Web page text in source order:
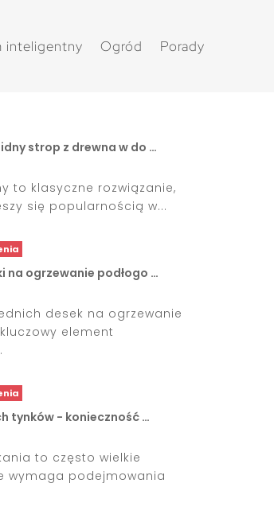
inteligentny Ogród Porady
strop z drewna w do …
to klasyczne rozwiązanie,
się popularnością w...
na ogrzewanie podłogo …
desek na ogrzewanie
element
tynków - konieczność …
to często wielkie
wymaga podejmowania